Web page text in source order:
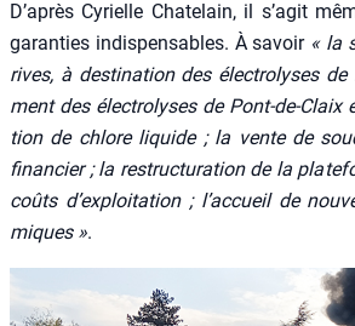
D’a­près Cyrielle Cha­te­lain, il s’a­git
garan­ties indis­pen­sables. À savoir « la
rives, à des­ti­na­tion des élec­tro­lyses
ment des élec­tro­lyses de Pont-de-
tion de chlore liquide ; la vente de
finan­cier ; la restruc­tu­ra­tion de la
coûts d’exploitation ; l’ac­cueil de
miques ».